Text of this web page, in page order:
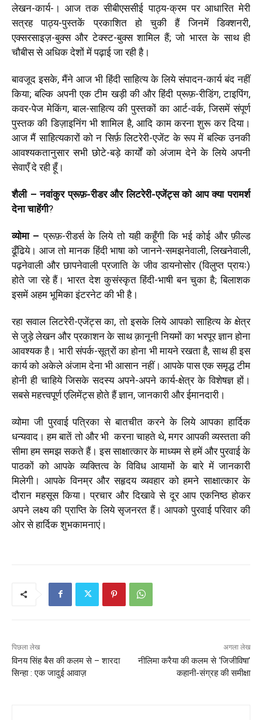
लेखन-कार्य-। आज तक सीबीएससीई पाठ्य-क्रम पर आधारित मेरी
सत्रह पाठ्य-पुस्तकें प्रकाशित हो चुकी हैं जिनमें डिक्शनरी,
एक्सरसाइज़-बुक्स और टेक्स्ट-बुक्स शामिल हैं; जो भारत के साथ ही
चौबीस से अधिक देशों में पढ़ाई जा रही है।
बावजूद इसके, मैंने आज भी हिंदी साहित्य के लिये संपादन-कार्य बंद नहीं
किया; बल्कि अपनी एक टीम खड़ी की और हिंदी प्रूफ़-रीडिंग, टाइपिंग,
कवर-पेज मेकिंग, बाल-साहित्य की पुस्तकों का आर्ट-वर्क, जिसमें संपूर्ण
पुस्तक की डिज़ाइनिंग भी शामिल है, आदि काम करना शुरू कर दिया।
आज मैं साहित्यकारों को न सिर्फ़ लिटरेरी-एजेंट के रूप में बल्कि उनकी
आवश्यकतानुसार सभी छोटे-बड़े कार्यों को अंजाम देने के लिये अपनी
सेवाएँ दे रही हूँ।
शैली – नवांकुर प्रूफ़-रीडर और लिटरेरी-एजेंट्स को आप क्या परामर्श
देना चाहेंगी?
व्योमा – प्रूफ़-रीडर्स के लिये तो यही कहूँगी कि भई कोई और फ़ील्ड
ढूँढिये। आज तो मानक हिंदी भाषा को जानने-समझनेवाली, लिखनेवाली,
पढ़नेवाली और छापनेवाली प्रजाति के जीव डायनोसोर (विलुप्त प्रायः)
होते जा रहे हैं। भारत देश कुसंस्कृत हिंदी-भाषी बन चुका है; बिलाशक
इसमें अहम भूमिका इंटरनेट की भी है।
रहा सवाल लिटरेरी-एजेंट्स का, तो इसके लिये आपको साहित्य के क्षेत्र
से जुड़े लेखन और प्रकाशन के साथ क़ानूनी नियमों का भरपूर ज्ञान होना
आवश्यक है। भारी संपर्क-सूत्रों का होना भी मायने रखता है, साथ ही इस
कार्य को अकेले अंजाम देना भी आसान नहीं। आपके पास एक समृद्ध टीम
होनी ही चाहिये जिसके सदस्य अपने-अपने कार्य-क्षेत्र के विशेषज्ञ हों।
सबसे महत्त्वपूर्ण एलिमेंट्स होते हैं ज्ञान, जानकारी और ईमानदारी।
व्योमा जी पुरवाई पत्रिका से बातचीत करने के लिये आपका हार्दिक
धन्यवाद। हम बातें तो और भी करना चाहते थे, मगर आपकी व्यस्तता की
सीमा हम समझ सकते हैं। इस साक्षात्कार के माध्यम से हमें और पुरवाई के
पाठकों को आपके व्यक्तित्व के विविध आयामों के बारे में जानकारी
मिलेगी। आपके विनम्र और सहृदय व्यवहार को हमने साक्षात्कार के
दौरान महसूस किया। प्रचार और दिखावे से दूर आप एकनिष्ठ होकर
अपने लक्ष्य की प्राप्ति के लिये सृजनरत हैं। आपको पुरवाई परिवार की
ओर से हार्दिक शुभकामनाएं।
पिछला लेख
विनय सिंह बैस की कलम से – शारदा
सिन्हा : एक जादुई आवाज़
अगला लेख
नीलिमा करैया की कलम से ‘जिजीविषा’
कहानी-संग्रह की समीक्षा